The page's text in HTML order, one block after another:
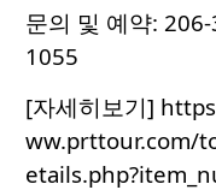
문의 및 예약:
1055
[자세히보기]
ww.prttour.com/